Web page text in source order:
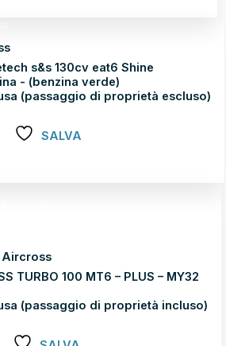
s&s 130cv eat6 Shine
- (benzina verde)
(passaggio di proprietà escluso)
SALVA
Aircross
TURBO 100 MT6 – PLUS – MY32
(passaggio di proprietà incluso)